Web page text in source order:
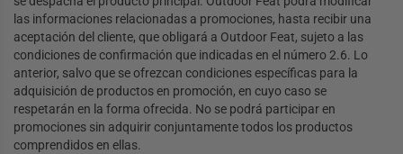
las informaciones relacionadas a promociones, hasta recibir una
aceptación del cliente, que obligará a Outdoor Feat, sujeto a las
condiciones de confirmación que indicadas en el número 2.6. Lo
anterior, salvo que se ofrezcan condiciones específicas para la
adquisición de productos en promoción, en cuyo caso se
respetarán en la forma ofrecida. No se podrá participar en
promociones sin adquirir conjuntamente todos los productos
comprendidos en ellas.